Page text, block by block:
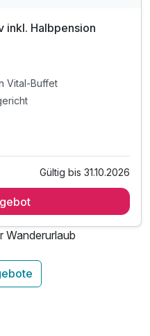
inkl. Halbpension
Vital-Buffet
Vital-Buffet
Gültig bis 31.10.2026
Wanderurlaub